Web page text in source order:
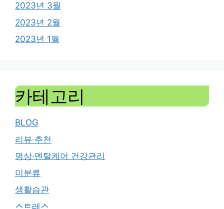
2023년 3월
2023년 2월
2023년 1월
카테고리
BLOG
리뷰·추천
명상·멘탈케어 건강관리
미분류
생활습관
스트레스